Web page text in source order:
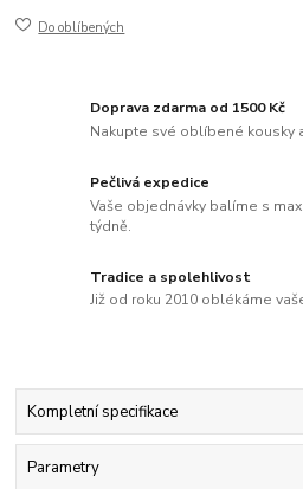
Do oblíbených
Doprava zdarma od 1500 Kč
Nakupte své oblíbené kousky
Pečlivá expedice
Vaše objednávky balíme s
týdně.
Tradice a spolehlivost
Již od roku 2010 oblékáme
Kompletní specifikace
Parametry